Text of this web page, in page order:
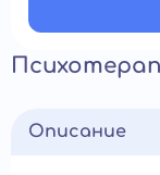
Описание